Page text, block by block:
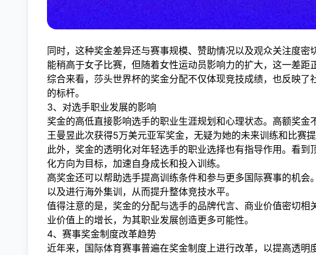
同时，这种奖金差异还与赛事规模、赞助情况以及观众关注度
能稍高于女子比赛，但随着女性运动员影响力的扩大，这一差距
综合来看，莎头世界杯的奖金分配不仅体现竞技成绩，也反映
的标杆。
3、对选手职业发展的影响
奖金的高低直接影响选手的职业生涯规划和心理状态。高额奖金
王曼昱此次获得5万美元亚军奖金，无疑为她的未来训练和比赛提
此外，奖金的透明化对年轻选手的职业选择也有指导作用。看
化方向为目标，加速自身成长和投入训练。
高奖金还可以帮助选手提高训练条件和参与更多国际赛事的机
以及进行海外集训，从而提升整体竞技水平。
值得注意的是，奖金的分配与选手的品牌代言、商业价值密切
业价值上的增长，为其职业发展创造更多可能性。
4、赛事奖金制度改革趋势
近年来，国际体育赛事普遍在奖金制度上进行改革，以提高透明